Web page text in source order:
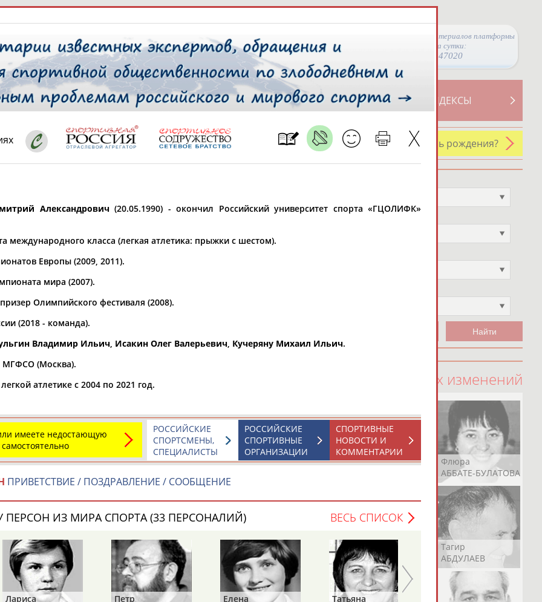
Просмотры материалов платформы
за сутки:
47020
СВОДНЫЕ ИНДЕКСЫ
ТАБЛО АКТИВНОСТИ
РЕСУРСНАЯ ПЛОЩАДКА
У кого сегодня день рождения?
* для действующих спортсменов
чч мм год по чч
100 последних изменений
Юлия
Дмитрий
Тамилла
Рамазан
Ростом
Флюра
АББАТЕ-БУЛАТОВА
Каримжан
АБДРАХМАНОВ
Аделя
АБДРАХМАНОВА
АБДУВАЛИЕВ
Герман
АБДУЛАЕВ
Рамазан
АБДУЛАЕВ
Тагир
АБДУЛАЕВ
Александрович(20.05.1990) - окончил Российский университет спорта «ГЦОЛИФК»
международного класса (легкая атлетика: прыжки с шестом).
Европы (2009, 2011).
мира (2007).
Олимпийского фестиваля (2008).
(2018 - команда).
Владимир Ильич Исакин Олег Валерьевич Кучеряну Михаил Ильич.
МГФСО (Москва).
атлетике с 2004 по 2021 год.
имеете недостающую
СПОРТИВНЫЕ
НОВОСТИ И
КОММЕНТАРИИ
РОССИЙСКИЕ
СПОРТИВНЫЕ
ОРГАНИЗАЦИИ
РОССИЙСКИЕ
СПОРТСМЕНЫ,
СПЕЦИАЛИСТЫ
ПРИВЕТСТВИЕ / ПОЗДРАВЛЕНИЕ / СООБЩЕНИЕ
ПЕРСОН ИЗ МИРА СПОРТА (33 ПЕРСОНАЛИЙ) ВЕСЬ СПИСОК
Лариса
Петр
Елена
Татьяна
Евгений